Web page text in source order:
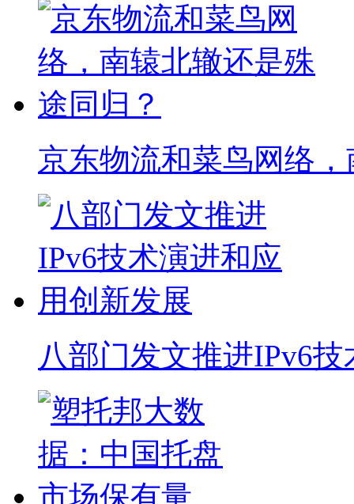
京东物流和菜鸟网络
八部门发文推进IPv6